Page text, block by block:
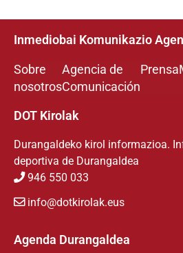
Inmediobai Komunikazio
Sobre
nosotros
Agencia de
Comunicación
Prensa
DOT Kirolak
Durangaldeko kirol informazioa.
deportiva de Durangaldea
946 550 033
info@dotkirolak.eus
Agenda Durangaldea